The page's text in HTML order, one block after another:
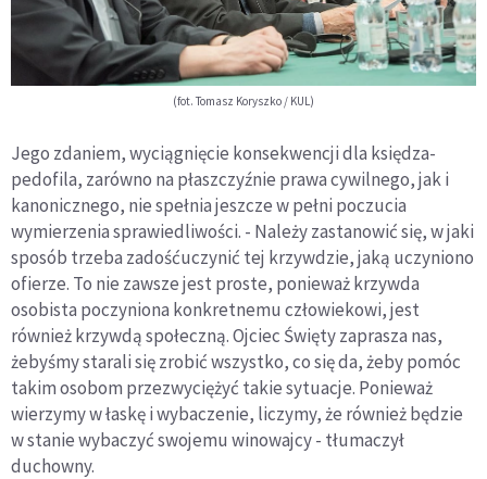
(fot. Tomasz Koryszko / KUL)
Jego zdaniem, wyciągnięcie konsekwencji dla księdza-
pedofila, zarówno na płaszczyźnie prawa cywilnego, jak i
kanonicznego, nie spełnia jeszcze w pełni poczucia
wymierzenia sprawiedliwości. - Należy zastanowić się, w jaki
sposób trzeba zadośćuczynić tej krzywdzie, jaką uczyniono
ofierze. To nie zawsze jest proste, ponieważ krzywda
osobista poczyniona konkretnemu człowiekowi, jest
również krzywdą społeczną. Ojciec Święty zaprasza nas,
żebyśmy starali się zrobić wszystko, co się da, żeby pomóc
takim osobom przezwyciężyć takie sytuacje. Ponieważ
wierzymy w łaskę i wybaczenie, liczymy, że również będzie
w stanie wybaczyć swojemu winowajcy - tłumaczył
duchowny.